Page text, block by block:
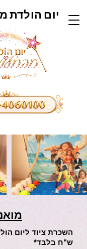
יום הולדת
ש"ח בלבד*